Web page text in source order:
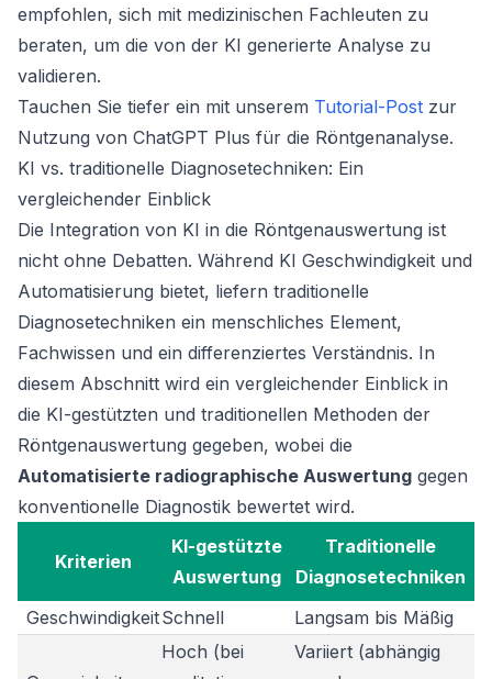
empfohlen, sich mit medizinischen Fachleuten zu
beraten, um die von der KI generierte Analyse zu
validieren.
Tauchen Sie tiefer ein mit unserem Tutorial-Post zur
Nutzung von ChatGPT Plus für die Röntgenanalyse.
KI vs. traditionelle Diagnosetechniken: Ein
vergleichender Einblick
Die Integration von KI in die Röntgenauswertung ist
nicht ohne Debatten. Während KI Geschwindigkeit und
Automatisierung bietet, liefern traditionelle
Diagnosetechniken ein menschliches Element,
Fachwissen und ein differenziertes Verständnis. In
diesem Abschnitt wird ein vergleichender Einblick in
die KI-gestützten und traditionellen Methoden der
Röntgenauswertung gegeben, wobei die
Automatisierte radiographische Auswertung gegen
konventionelle Diagnostik bewertet wird.
Kriterien
KI-gestützte
Auswertung
Traditionelle
Diagnosetechniken
GeschwindigkeitSchnell Langsam bis Mäßig
Hoch (bei
Variiert (abhängig